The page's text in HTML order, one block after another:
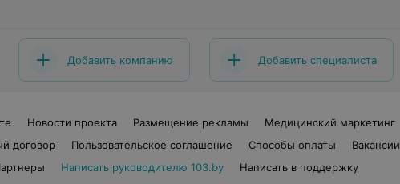
Добавить компанию Добавить специалиста
Новости проекта Размещение рекламы
Медицинский маркетинг
договор
Пользовательское соглашение Способы оплаты
Вакансии
Написать руководителю 103.by
Написать в поддержку